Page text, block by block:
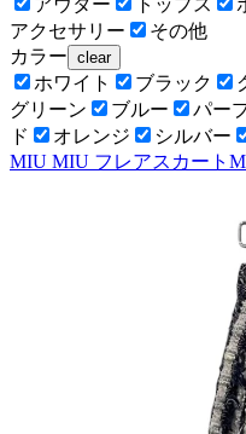
アウター トップス
アクセサリー
その他
カラー clear
ホワイト ブラック
グリーン
ブルー パー
ド
オレンジ シルバー
MIU MIU フレアスカート